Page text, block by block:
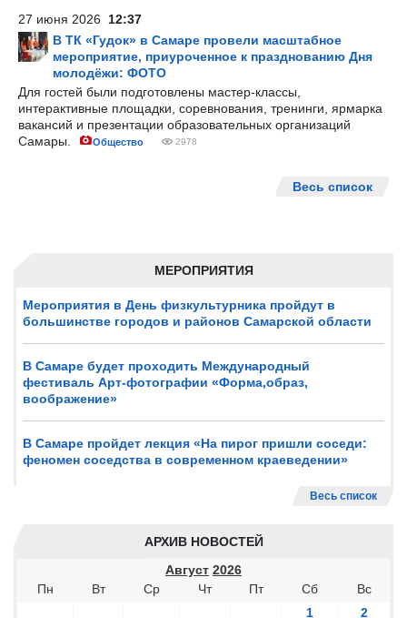
МЕРОПРИЯТИЯ
Мероприятия в День физкультурника пройдут в
большинстве городов и районов Самарской области
В Самаре будет проходить Международный
фестиваль Арт-фотографии «Форма,образ,
воображение»
В Самаре пройдет лекция «На пирог пришли соседи:
феномен соседства в современном краеведении»
Весь список
АРХИВ НОВОСТЕЙ
Август 2026
Пн
Вт Ср Чт Пт Сб
Вс
1
2
27 июня 2026 12:37
В ТК «Гудок» в Самаре провели масштабное
мероприятие, приуроченное к празднованию Дня
молодёжи: ФОТО
Для гостей были подготовлены мастер-классы,
интерактивные площадки, соревнования, тренинги, ярмарка
вакансий и презентации образовательных организаций
Самары.
Общество 2978
Весь список